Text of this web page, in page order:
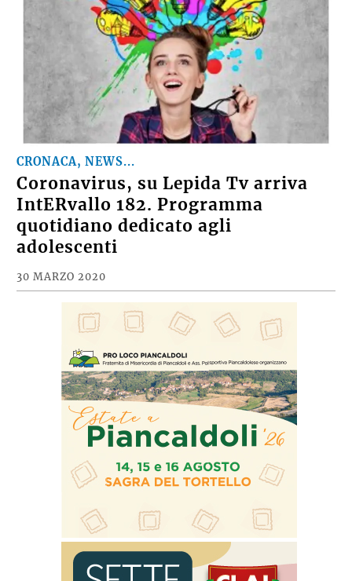
CRONACA, NEWS...
Coronavirus, su Lepida Tv arriva
IntERvallo 182. Programma
quotidiano dedicato agli
adolescenti
30 MARZO 2020